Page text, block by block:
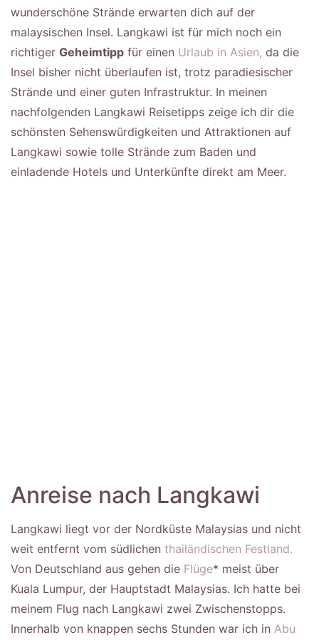
wunderschöne Strände erwarten dich auf der
malaysischen Insel. Langkawi ist für mich noch ein
richtiger Geheimtipp für einen Urlaub in Asien, da die
Insel bisher nicht überlaufen ist, trotz paradiesischer
Strände und einer guten Infrastruktur. In meinen
nachfolgenden Langkawi Reisetipps zeige ich dir die
schönsten Sehenswürdigkeiten und Attraktionen auf
Langkawi sowie tolle Strände zum Baden und
einladende Hotels und Unterkünfte direkt am Meer.
Anreise nach Langkawi
Langkawi liegt vor der Nordküste Malaysias und nicht
weit entfernt vom südlichen thailändischen Festland.
Von Deutschland aus gehen die Flüge* meist über
Kuala Lumpur, der Hauptstadt Malaysias. Ich hatte bei
meinem Flug nach Langkawi zwei Zwischenstopps.
Innerhalb von knappen sechs Stunden war ich in Abu